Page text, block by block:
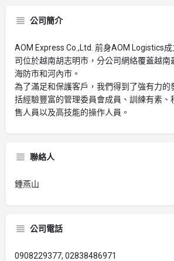
公司簡介
AOM Express Co.,Ltd. 前身AOM Logistics
司位於越南胡志明市，分公司網絡覆蓋越南
海防市和河內市。
為了滿足和保護客戶，我們得到了強有力的
括經驗豐富的管理委員會成員、訓練有素、
售人員以及高技能的操作人員。
聯絡人
鍾燕山
公司電話
0908229377, 02838486971